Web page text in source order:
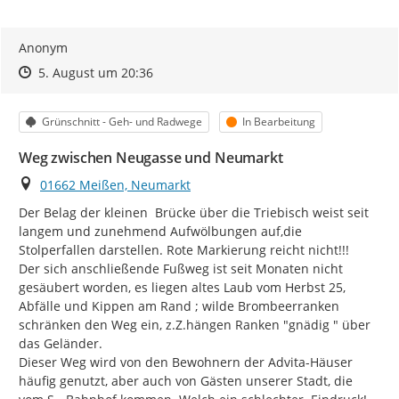
Anonym
Zeitpunkt des Erstellens
Zeitpunkt des Erstellens
5. August um 20:36Zur Äußerung
Kategorie
Grünschnitt - Geh- und Radwege Status
In Bearbeitung
Weg zwischen Neugasse und Neumarkt
Ort
01662 Meißen, Neumarkt
Der Belag der kleinen  Brücke über die Triebisch weist seit
langem und zunehmend Aufwölbungen auf,die
Stolperfallen darstellen. Rote Markierung reicht nicht!!!
Der sich anschließende Fußweg ist seit Monaten nicht
gesäubert worden, es liegen altes Laub vom Herbst 25,
Abfälle und Kippen am Rand ; wilde Brombeerranken
schränken den Weg ein, z.Z.hängen Ranken "gnädig " über
das Geländer.
Dieser Weg wird von den Bewohnern der Advita-Häuser
häufig genutzt, aber auch von Gästen unserer Stadt, die